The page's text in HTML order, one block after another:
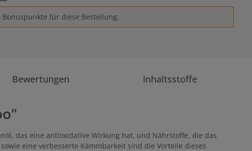
Bonuspunkte für diese Bestellung.
Bewertungen Inhaltsstoffe
das eine antioxidative Wirkung hat, und Nährstoffe, die das
eine verbesserte Kämmbarkeit sind die Vorteile dieses